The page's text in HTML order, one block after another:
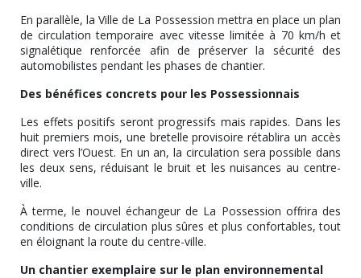
En parallèle, la Ville de La Possession mettra en place un plan
de circulation temporaire avec vitesse limitée à 70 km/h et
signalétique renforcée afin de préserver la sécurité des
automobilistes pendant les phases de chantier.
Des bénéfices concrets pour les Possessionnais
Les effets positifs seront progressifs mais rapides. Dans les
huit premiers mois, une bretelle provisoire rétablira un accès
direct vers l’Ouest. En un an, la circulation sera possible dans
les deux sens, réduisant le bruit et les nuisances au centre-
ville.
À terme, le nouvel échangeur de La Possession offrira des
conditions de circulation plus sûres et plus confortables, tout
en éloignant la route du centre-ville.
Un chantier exemplaire sur le plan environnemental